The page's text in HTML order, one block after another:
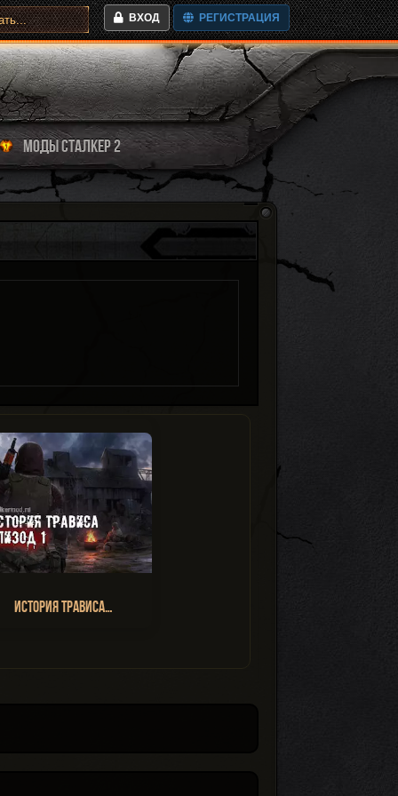
ВХОД РЕГИСТРАЦИЯ
МОДЫ СТАЛКЕР 2
История Трависа…